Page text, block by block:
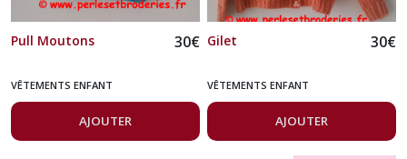
Pull Moutons 30€
VÊTEMENTS ENFANT
AJOUTER
Gilet 30€
VÊTEMENTS ENFANT
AJOUTER